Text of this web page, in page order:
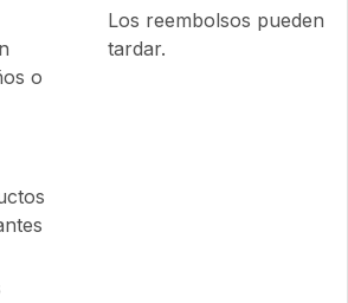
o
Los reembolsos pueden
tardar.